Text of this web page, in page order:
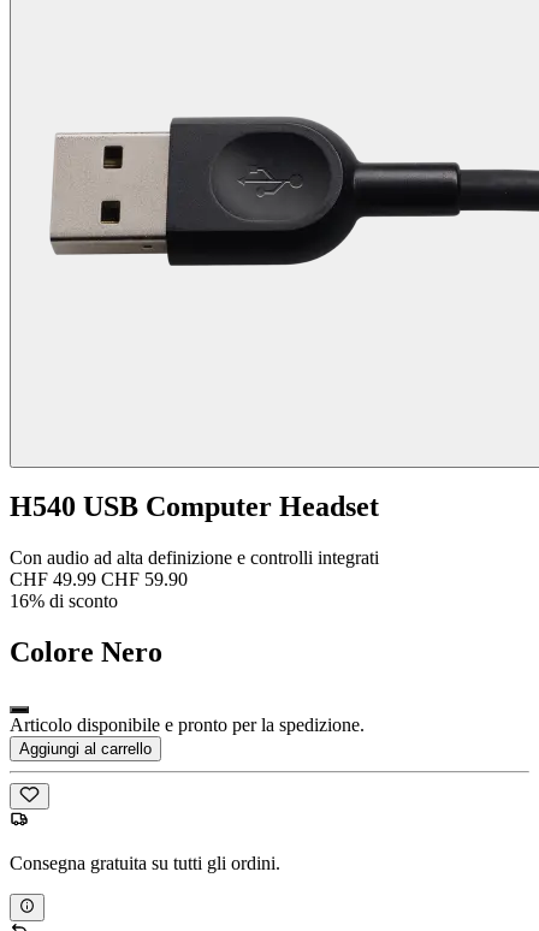
H540 USB Computer Headset
Con audio ad alta definizione e controlli integrati
CHF 49.99 CHF 59.90
16% di sconto
Colore Nero
Articolo disponibile e pronto per la spedizione.
Aggiungi al carrello
Consegna gratuita su tutti gli ordini.